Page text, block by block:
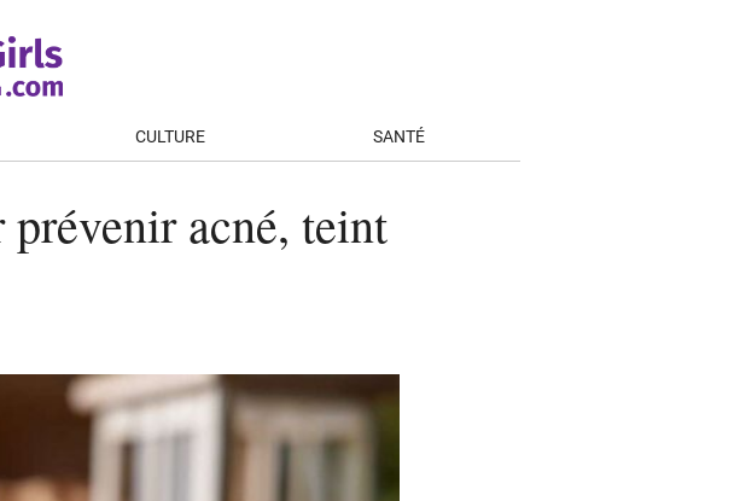
CULTURE SANTÉ
prévenir acné, teint